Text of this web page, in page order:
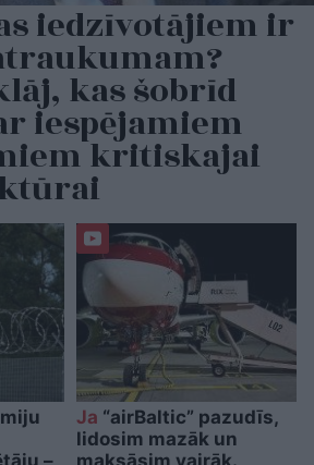
iedzīvotājiem ir
kas šobrīd
iespējamiem
kritiskajai
Ja “airBaltic” pazudīs,
lidosim mazāk un